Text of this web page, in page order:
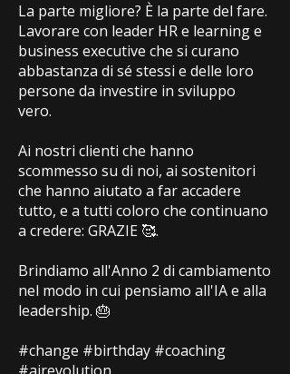
La parte migliore? È la parte del fare.
Lavorare con leader HR e learning e
business executive che si curano
abbastanza di sé stessi e delle loro
persone da investire in sviluppo
vero.
Ai nostri clienti che hanno
scommesso su di noi, ai sostenitori
che hanno aiutato a far accadere
tutto, e a tutti coloro che continuano
a credere: GRAZIE 🥰.
Brindiamo all'Anno 2 di cambiamento
nel modo in cui pensiamo all'IA e alla
leadership. 🎂
#change #birthday #coaching